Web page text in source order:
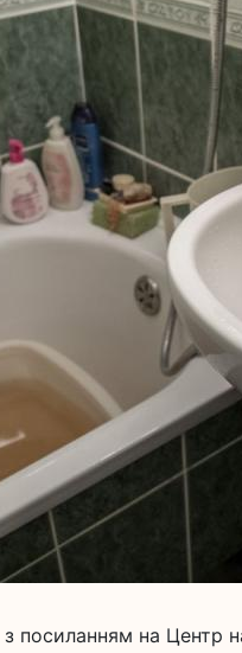
посиланням на Центр